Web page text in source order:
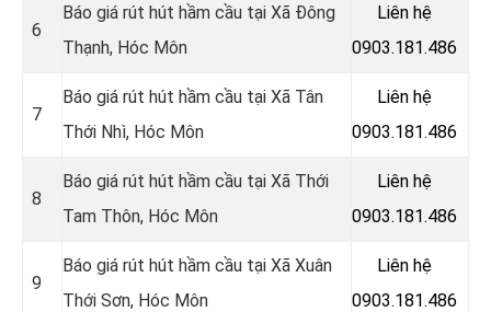
6
Báo giá rút hút hầm cầu tại Xã Đông
Thạnh, Hóc Môn
Liên hệ
0903.181.486
7
Báo giá rút hút hầm cầu tại Xã Tân
Thới Nhì, Hóc Môn
Liên hệ
0903.181.486
8
Báo giá rút hút hầm cầu tại Xã Thới
Tam Thôn, Hóc Môn
Liên hệ
0903.181.486
9
Báo giá rút hút hầm cầu tại Xã Xuân
Thới Sơn, Hóc Môn
Liên hệ
0903.181.486